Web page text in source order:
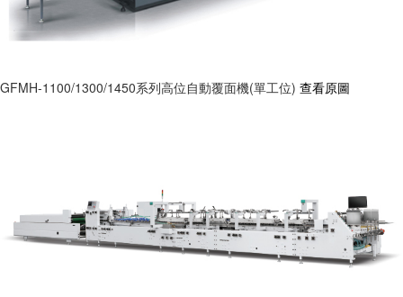
GFMH-1100/1300/1450系列高位自動覆面機(單工位) 查看原圖